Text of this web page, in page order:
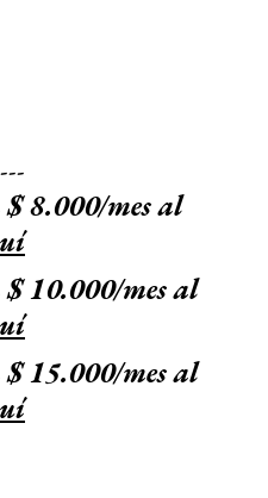
8.000/mes al
10.000/mes al
15.000/mes al